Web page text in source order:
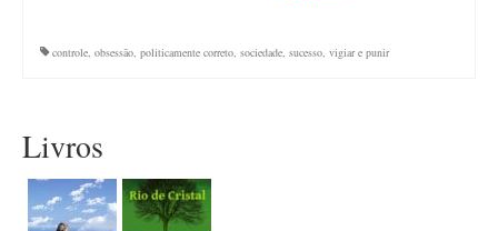
controle obsessão politicamente correto sociedade sucesso vigiar e punir
Livros